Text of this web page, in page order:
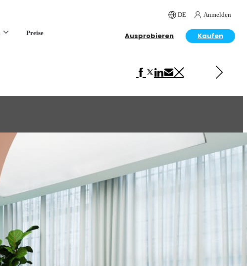
DE Anmelden
Preise Ausprobieren Kaufen
Attefallshus